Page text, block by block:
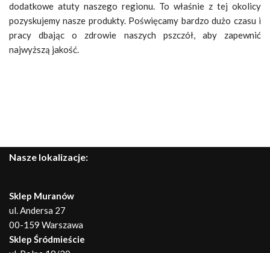
dodatkowe atuty naszego regionu. To właśnie z tej okolicy
pozyskujemy nasze produkty. Poświęcamy bardzo dużo czasu i
pracy dbając o zdrowie naszych pszczół, aby zapewnić
najwyższą jakość.
Nasze lokalizacje:
Sklep Muranów
ul. Andersa 27
00-159 Warszawa
Sklep Śródmieście